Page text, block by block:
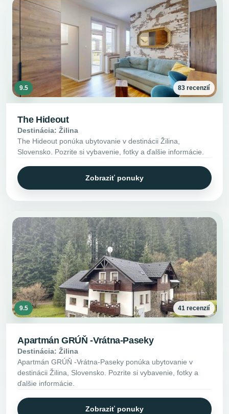
9.5 83 recenzií
The Hideout
Destinácia: Žilina
The Hideout ponúka ubytovanie v destinácii Žilina,
Slovensko. Pozrite si vybavenie, fotky a ďalšie informácie.
Zobraziť ponuky
9.5 41 recenzií
Apartmán GRÚŇ -Vrátna-Paseky
Destinácia: Žilina
Apartmán GRÚŇ -Vrátna-Paseky ponúka ubytovanie v
destinácii Žilina, Slovensko. Pozrite si vybavenie, fotky a
ďalšie informácie.
Zobraziť ponuky